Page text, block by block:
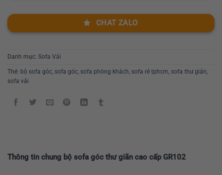
CHAT ZALO
Danh mục: Sofa Vải
Thẻ: bộ sofa góc, sofa góc, sofa phòng khách, sofa rẻ tphcm, sofa thư giản,
sofa vải
Thông tin chung bộ sofa góc thư giãn cao cấp GR102